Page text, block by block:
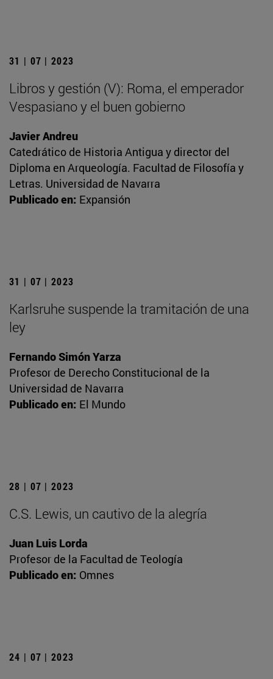
31 | 07 | 2023
Libros y gestión (V): Roma, el emperador
Vespasiano y el buen gobierno
Javier Andreu
Catedrático de Historia Antigua y director del
Diploma en Arqueología. Facultad de Filosofía y
Letras. Universidad de Navarra
Publicado en: Expansión
31 | 07 | 2023
Karlsruhe suspende la tramitación de una
ley
Fernando Simón Yarza
Profesor de Derecho Constitucional de la
Universidad de Navarra
Publicado en: El Mundo
28 | 07 | 2023
C.S. Lewis, un cautivo de la alegría
Juan Luis Lorda
Profesor de la Facultad de Teología
Publicado en: Omnes
24 | 07 | 2023